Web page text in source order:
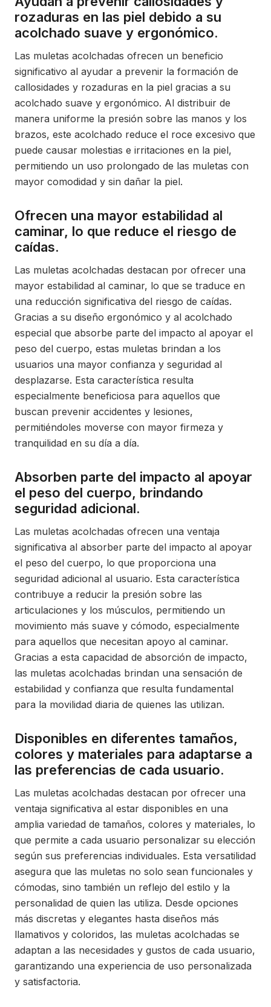
rozaduras en las piel debido a su
acolchado suave y ergonómico.
Las muletas acolchadas ofrecen un beneficio
significativo al ayudar a prevenir la formación de
callosidades y rozaduras en la piel gracias a su
acolchado suave y ergonómico. Al distribuir de
manera uniforme la presión sobre las manos y los
brazos, este acolchado reduce el roce excesivo que
puede causar molestias e irritaciones en la piel,
permitiendo un uso prolongado de las muletas con
mayor comodidad y sin dañar la piel.
Ofrecen una mayor estabilidad al
caminar, lo que reduce el riesgo de
caídas.
Las muletas acolchadas destacan por ofrecer una
mayor estabilidad al caminar, lo que se traduce en
una reducción significativa del riesgo de caídas.
Gracias a su diseño ergonómico y al acolchado
especial que absorbe parte del impacto al apoyar el
peso del cuerpo, estas muletas brindan a los
usuarios una mayor confianza y seguridad al
desplazarse. Esta característica resulta
especialmente beneficiosa para aquellos que
buscan prevenir accidentes y lesiones,
permitiéndoles moverse con mayor firmeza y
tranquilidad en su día a día.
Absorben parte del impacto al apoyar
el peso del cuerpo, brindando
seguridad adicional.
Las muletas acolchadas ofrecen una ventaja
significativa al absorber parte del impacto al apoyar
el peso del cuerpo, lo que proporciona una
seguridad adicional al usuario. Esta característica
contribuye a reducir la presión sobre las
articulaciones y los músculos, permitiendo un
movimiento más suave y cómodo, especialmente
para aquellos que necesitan apoyo al caminar.
Gracias a esta capacidad de absorción de impacto,
las muletas acolchadas brindan una sensación de
estabilidad y confianza que resulta fundamental
para la movilidad diaria de quienes las utilizan.
Disponibles en diferentes tamaños,
colores y materiales para adaptarse a
las preferencias de cada usuario.
Las muletas acolchadas destacan por ofrecer una
ventaja significativa al estar disponibles en una
amplia variedad de tamaños, colores y materiales, lo
que permite a cada usuario personalizar su elección
según sus preferencias individuales. Esta versatilidad
asegura que las muletas no solo sean funcionales y
cómodas, sino también un reflejo del estilo y la
personalidad de quien las utiliza. Desde opciones
más discretas y elegantes hasta diseños más
llamativos y coloridos, las muletas acolchadas se
adaptan a las necesidades y gustos de cada usuario,
garantizando una experiencia de uso personalizada
y satisfactoria.